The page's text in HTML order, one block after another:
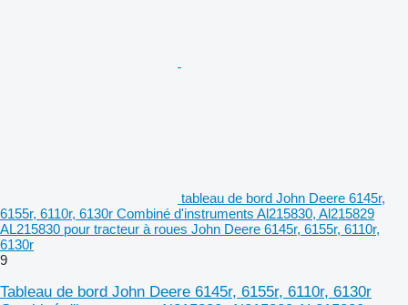
tableau de bord John Deere 6145r,
6155r, 6110r, 6130r Combiné d'instruments Al215830, Al215829
AL215830 pour tracteur à roues John Deere 6145r, 6155r, 6110r,
6130r
9
Tableau de bord John Deere 6145r, 6155r, 6110r, 6130r